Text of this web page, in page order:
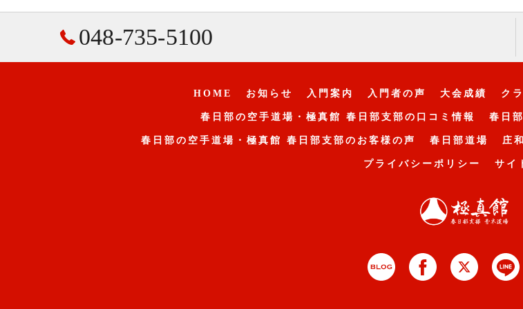
048-735-5100
HOME お知らせ 入門案内 入門者の声 大会成績 ク
春日部の空手道場・極真館 春日部支部の口コミ情報 春日
春日部の空手道場・極真館 春日部支部のお客様の声 春日部道場 庄
プライバシーポリシー サイ